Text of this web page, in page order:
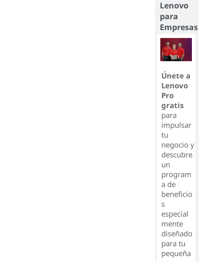
Lenovo
para
Empresas
Únete a
Lenovo
Pro
gratis
para
impulsar
tu
negocio y
descubre
un
program
a de
beneficio
s
especial
mente
diseñado
para tu
pequeña